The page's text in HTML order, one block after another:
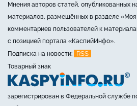
Мнения авторов статей, опубликованных
материалов, размещённых в разделе
комментариев пользователей к
с позицией портала «КаспийИнфо».
Подписка на новости:
RSS
Товарный знак
зарегистрирован в Федеральной службе